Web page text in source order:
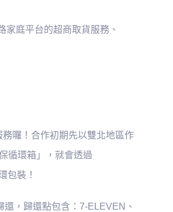
庭平台的超商取貨服務、
囉！合作初期先以雙北地區作
循環箱」，就會透過
包裝！
，歸還點包含：7-ELEVEN、